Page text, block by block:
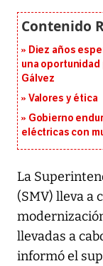
Diez años
una oportunidad
Gálvez
Valores y ética
Gobierno
eléctricas con
La
(SMV) lleva a
llevadas a
informó el